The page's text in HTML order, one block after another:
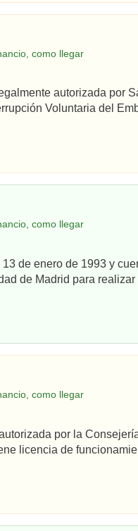
como llegar
autorizada por
Voluntaria del
como llegar
de enero de 1993 y
de Madrid para realizar
como llegar
por la
licencia de